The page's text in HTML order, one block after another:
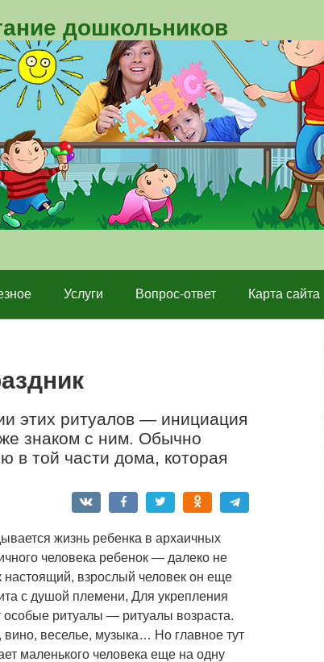
дошкольников
Услуги Вопрос-ответ Карта сайта
этих ритуалов — ини­циация
знаком с ним. Обычно
в той части дома, которая
жизнь ребенка в архаичных
человека ребенок — далеко не
взрослый человек он еще
с душой племени, Для укрепления
особые ритуалы — ритуалы возраста.
веселье, музыка… Но главное тут
маленького человека еще на одну